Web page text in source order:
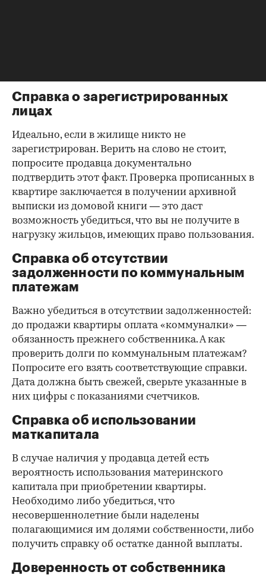
Справка о зарегистрированных
лицах
Идеально, если в жилище никто не
зарегистрирован. Верить на слово не стоит,
попросите продавца документально
подтвердить этот факт. Проверка прописанных в
квартире заключается в получении архивной
выписки из домовой книги — это даст
возможность убедиться, что вы не получите в
нагрузку жильцов, имеющих право пользования.
Справка об отсутствии
задолженности по коммунальным
платежам
Важно убедиться в отсутствии задолженностей:
до продажи квартиры оплата «коммуналки» —
обязанность прежнего собственника. А как
проверить долги по коммунальным платежам?
Попросите его взять соответствующие справки.
Дата должна быть свежей, сверьте указанные в
них цифры с показаниями счетчиков.
Справка об использовании
маткапитала
В случае наличия у продавца детей есть
вероятность использования материнского
капитала при приобретении квартиры.
Необходимо либо убедиться, что
несовершеннолетние были наделены
полагающимися им долями собственности, либо
получить справку об остатке данной выплаты.
Доверенность от собственника